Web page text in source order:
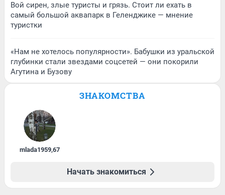
Вой сирен, злые туристы и грязь. Стоит ли ехать в
самый большой аквапарк в Геленджике — мнение
туристки
«Нам не хотелось популярности». Бабушки из уральской
глубинки стали звездами соцсетей — они покорили
Агутина и Бузову
ЗНАКОМСТВА
mlada1959,67
Начать знакомиться